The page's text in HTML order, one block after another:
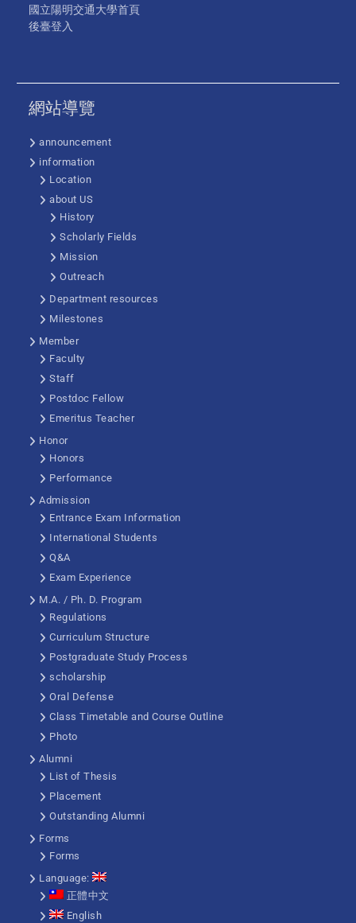
國立陽明交通大學首頁
後臺登入
網站導覽
announcement
information
Location
about US
History
Scholarly Fields
Mission
Outreach
Department resources
Milestones
Member
Faculty
Staff
Postdoc Fellow
Emeritus Teacher
Honor
Honors
Performance
Admission
Entrance Exam Information
International Students
Q&A
Exam Experience
M.A. / Ph. D. Program
Regulations
Curriculum Structure
Postgraduate Study Process
scholarship
Oral Defense
Class Timetable and Course Outline
Photo
Alumni
List of Thesis
Placement
Outstanding Alumni
Forms
Forms
Language:
正體中文
English